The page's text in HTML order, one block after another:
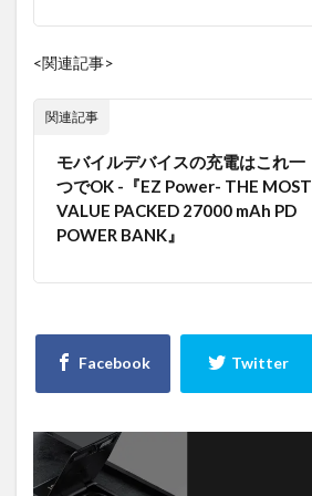
<関連記事>
関連記事
モバイルデバイスの充電はこれ一
つでOK -『EZ Power- THE MOST
VALUE PACKED 27000 mAh PD
POWER BANK』